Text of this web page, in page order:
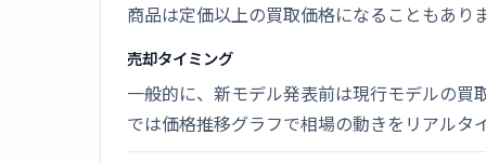
商品は定価以上の買取価格になることもあり
売却タイミング
一般的に、新モデル発表前は現行モデルの買
では価格推移グラフで相場の動きをリアルタ